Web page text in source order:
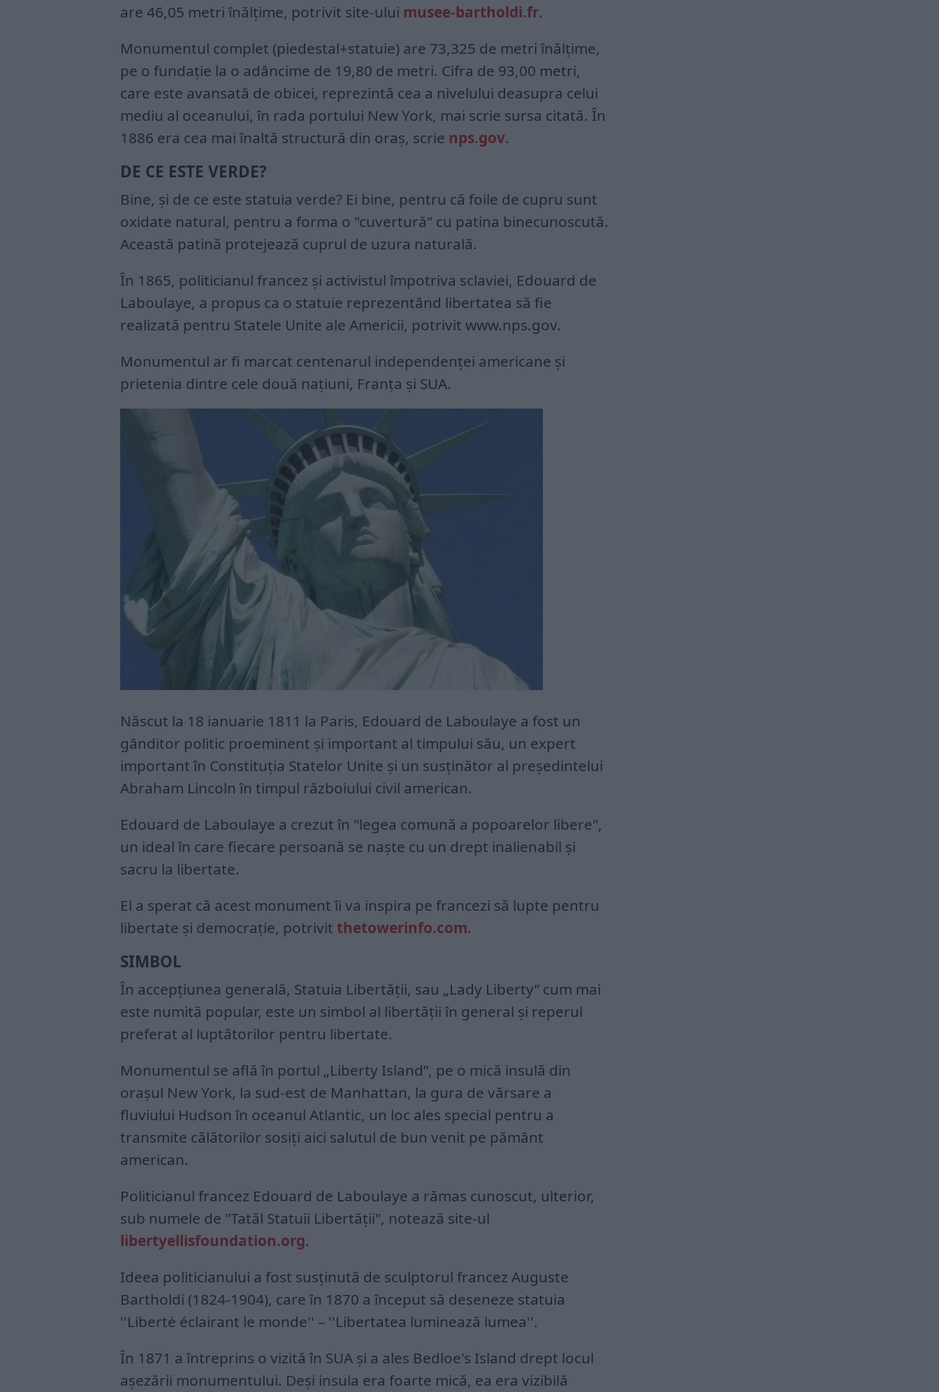
are 46,05 metri înălţime, potrivit site-ului musee-bartholdi.fr.
Monumentul complet (piedestal+statuie) are 73,325 de metri înălţime,
pe o fundaţie la o adâncime de 19,80 de metri. Cifra de 93,00 metri,
care este avansată de obicei, reprezintă cea a nivelului deasupra celui
mediu al oceanului, în rada portului New York, mai scrie sursa citată. În
1886 era cea mai înaltă structură din oraş, scrie nps.gov.
DE CE ESTE VERDE?
Bine, şi de ce este statuia verde? Ei bine, pentru că foile de cupru sunt
oxidate natural, pentru a forma o "cuvertură" cu patina binecunoscută.
Această patină protejează cuprul de uzura naturală.
În 1865, politicianul francez şi activistul împotriva sclaviei, Edouard de
Laboulaye, a propus ca o statuie reprezentând libertatea să fie
realizată pentru Statele Unite ale Americii, potrivit www.nps.gov.
Monumentul ar fi marcat centenarul independenţei americane şi
prietenia dintre cele două naţiuni, Franţa şi SUA.
Născut la 18 ianuarie 1811 la Paris, Edouard de Laboulaye a fost un
gânditor politic proeminent şi important al timpului său, un expert
important în Constituţia Statelor Unite şi un susţinător al preşedintelui
Abraham Lincoln în timpul războiului civil american.
Edouard de Laboulaye a crezut în "legea comună a popoarelor libere",
un ideal în care fiecare persoană se naşte cu un drept inalienabil şi
sacru la libertate.
El a sperat că acest monument îi va inspira pe francezi să lupte pentru
libertate şi democraţie, potrivit thetowerinfo.com.
SIMBOL
În accepțiunea generală, Statuia Libertății, sau „Lady Liberty” cum mai
este numită popular, este un simbol al libertății în general și reperul
preferat al luptătorilor pentru libertate.
Monumentul se află în portul „Liberty Island”, pe o mică insulă din
orașul New York, la sud-est de Manhattan, la gura de vărsare a
fluviului Hudson în oceanul Atlantic, un loc ales special pentru a
transmite călătorilor sosiți aici salutul de bun venit pe pământ
american.
Politicianul francez Edouard de Laboulaye a rămas cunoscut, ulterior,
sub numele de "Tatăl Statuii Libertăţii", notează site-ul
libertyellisfoundation.org.
Ideea politicianului a fost susţinută de sculptorul francez Auguste
Bartholdi (1824-1904), care în 1870 a început să deseneze statuia
''Liberté éclairant le monde'' – ''Libertatea luminează lumea''.
În 1871 a întreprins o vizită în SUA şi a ales Bedloe's Island drept locul
aşezării monumentului. Deşi insula era foarte mică, ea era vizibilă